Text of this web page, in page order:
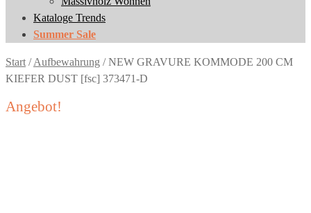
Kataloge Trends
Summer Sale
Start /Aufbewahrung /NEW GRAVURE KOMMODE 200 CM
KIEFER DUST [fsc] 373471-D
Angebot!